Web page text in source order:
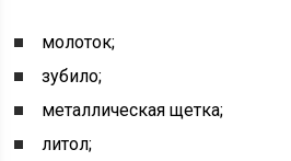
молоток;
зубило;
металлическая щетка;
литол;